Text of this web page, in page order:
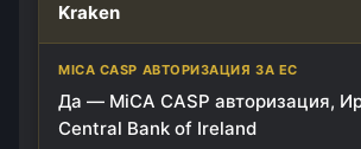
Kraken
Да — MiCA CASP авторизация,
Central Bank of Ireland